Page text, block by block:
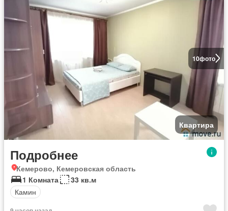
10фото
Квартира
Подробнее
Кемерово, Кемеровская область
1 Комната
33 кв.м
Камин